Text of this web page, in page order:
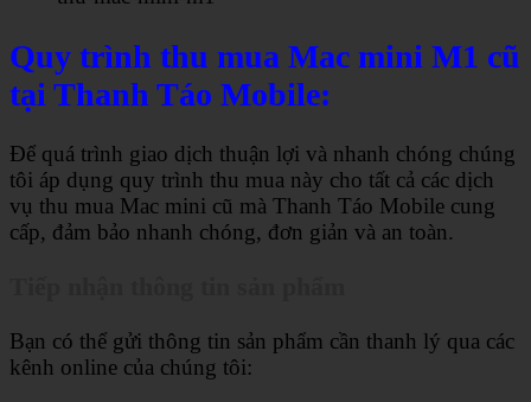
Quy trình thu mua Mac mini M1 cũ
tại Thanh Táo Mobile:
Để quá trình giao dịch thuận lợi và nhanh chóng chúng
tôi áp dụng quy trình thu mua này cho tất cả các dịch
vụ thu mua Mac mini cũ mà Thanh Táo Mobile cung
cấp, đảm bảo nhanh chóng, đơn giản và an toàn.
Bạn có thể gửi thông tin sản phẩm cần thanh lý qua các
kênh online của chúng tôi: